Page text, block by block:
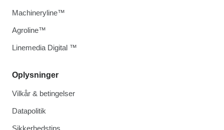
Oplysninger
Vilkår & betingelser
Datapolitik
Sikkerhedstips
Machineryline™
Agroline™
Linemedia Digital ™